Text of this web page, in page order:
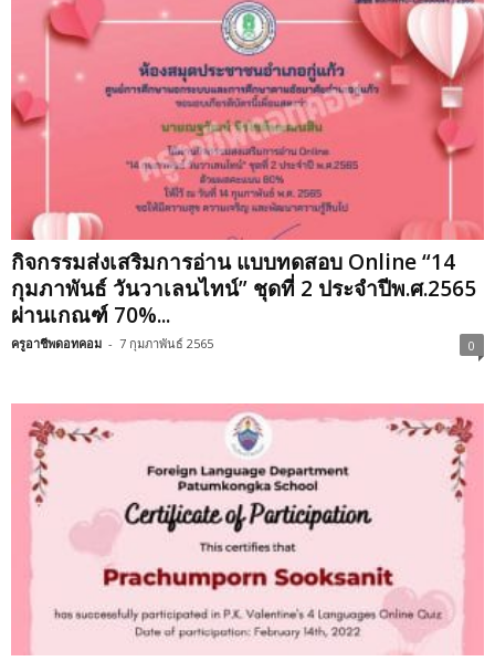
กิจกรรมส่งเสริมการอ่าน แบบทดสอบ Online “14
กุมภาพันธ์ วันวาเลนไทน์” ชุดที่ 2 ประจำปีพ.ศ.2565
ผ่านเกณฑ์ 70%...
ครูอาชีพดอทคอม - 7 กุมภาพันธ์ 2565 0